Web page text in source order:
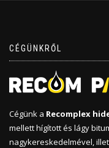
CÉGÜNKRŐL
Cégünk a Recomplex
mellett hígított és lágy
nagykereskedelmével,